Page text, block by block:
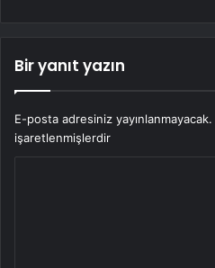
Bir yanıt yazın
E-posta adresiniz yayınlanmayacak.
işaretlenmişlerdir